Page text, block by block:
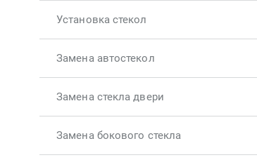
Установка стекол
Замена автостекол
Замена стекла двери
Замена бокового стекла